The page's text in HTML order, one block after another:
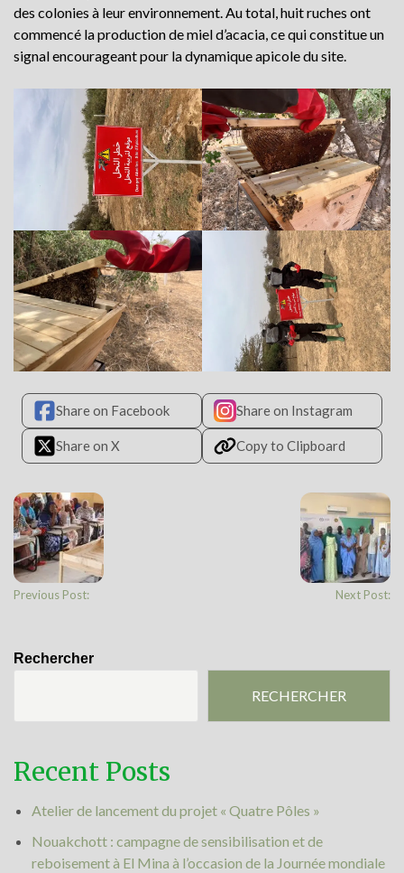
des colonies à leur environnement. Au total, huit ruches ont
commencé la production de miel d’acacia, ce qui constitue un
signal encourageant pour la dynamique apicole du site.
Share on Facebook Share on Instagram
Share on X Copy to Clipboard
Previous Post: Next Post:
Rechercher
RECHERCHER
Recent Posts
Atelier de lancement du projet « Quatre Pôles »
Nouakchott : campagne de sensibilisation et de
reboisement à El Mina à l’occasion de la Journée mondiale